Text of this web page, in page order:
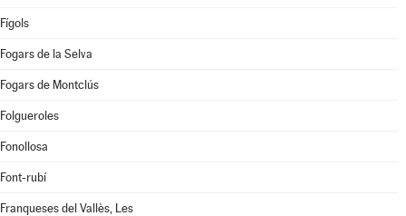
Fígols
Fogars de la Selva
Fogars de Montclús
Folgueroles
Fonollosa
Font-rubí
Franqueses del Vallès, Les